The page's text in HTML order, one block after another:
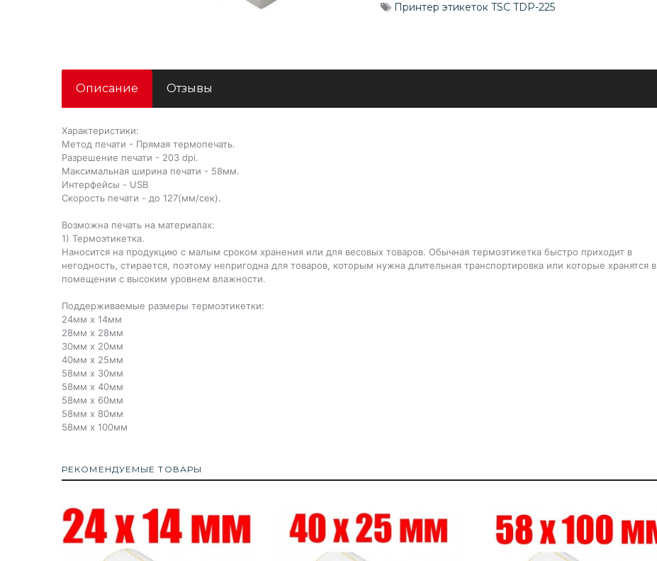
Купить
Принтер этикеток TSC TDP-225
Описание Отзывы
Характеристики:
Метод печати - Прямая термопечать.
Разрешение печати - 203 dpi.
Максимальная ширина печати - 58мм.
Интерфейсы - USB
Скорость печати - до 127(мм/сек).
Возможна печать на материалах:
1) Термоэтикетка.
Наносится на продукцию с малым сроком хранения или для весовых товаров. Обычная термоэтикетка быстро приходит в
негодность, стирается, поэтому непригодна для товаров, которым нужна длительная транспортировка или которые хранятся в
помещении с высоким уровнем влажности.
Поддерживаемые размеры термоэтикетки:
24мм х 14мм
28мм х 28мм
30мм х 20мм
40мм х 25мм
58мм х 30мм
58мм x 40мм
58мм x 60мм
58мм x 80мм
58мм x 100мм
РЕКОМЕНДУЕМЫЕ ТОВАРЫ